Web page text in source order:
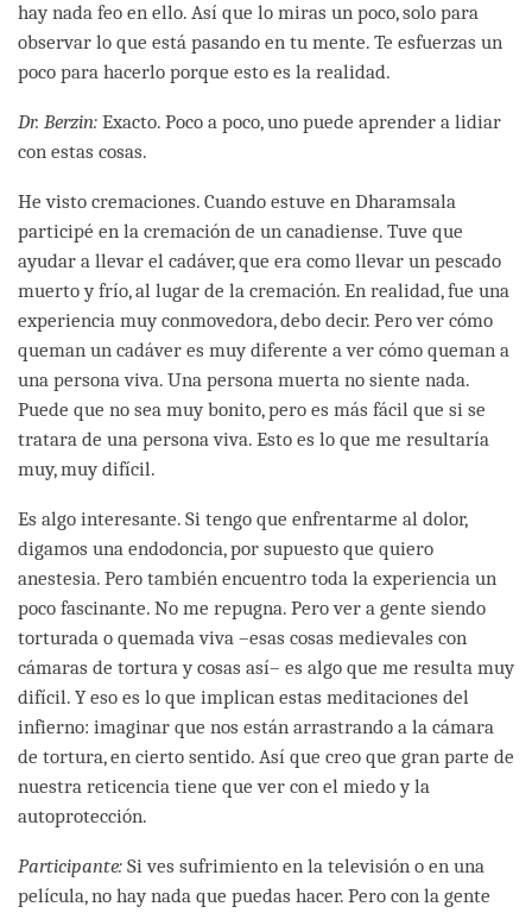
hay nada feo en ello. Así que lo miras un poco, solo para
observar lo que está pasando en tu mente. Te esfuerzas un
poco para hacerlo porque esto es la realidad.
Dr. Berzin: Exacto. Poco a poco, uno puede aprender a lidiar
con estas cosas.
He visto cremaciones. Cuando estuve en Dharamsala
participé en la cremación de un canadiense. Tuve que
ayudar a llevar el cadáver, que era como llevar un pescado
muerto y frío, al lugar de la cremación. En realidad, fue una
experiencia muy conmovedora, debo decir. Pero ver cómo
queman un cadáver es muy diferente a ver cómo queman a
una persona viva. Una persona muerta no siente nada.
Puede que no sea muy bonito, pero es más fácil que si se
tratara de una persona viva. Esto es lo que me resultaría
muy, muy difícil.
Es algo interesante. Si tengo que enfrentarme al dolor,
digamos una endodoncia, por supuesto que quiero
anestesia. Pero también encuentro toda la experiencia un
poco fascinante. No me repugna. Pero ver a gente siendo
torturada o quemada viva –esas cosas medievales con
cámaras de tortura y cosas así– es algo que me resulta muy
difícil. Y eso es lo que implican estas meditaciones del
infierno: imaginar que nos están arrastrando a la cámara
de tortura, en cierto sentido. Así que creo que gran parte de
nuestra reticencia tiene que ver con el miedo y la
autoprotección.
Participante: Si ves sufrimiento en la televisión o en una
película, no hay nada que puedas hacer. Pero con la gente